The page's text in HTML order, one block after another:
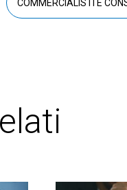
COMMERCIALISTI E